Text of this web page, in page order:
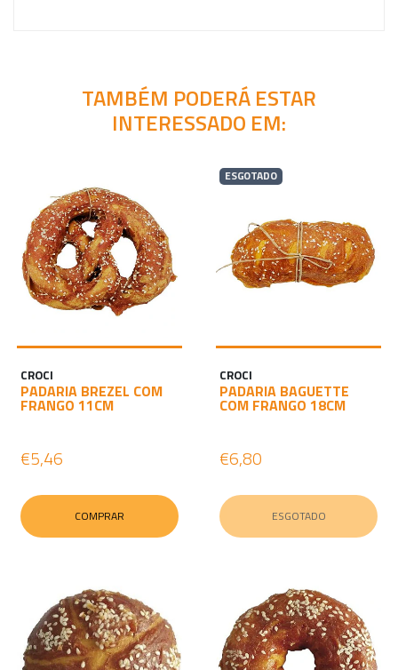
TAMBÉM PODERÁ ESTAR
INTERESSADO EM:
CROCI
PADARIA BREZEL COM
FRANGO 11CM
€5,46
COMPRAR
ESGOTADO
CROCI
PADARIA BAGUETTE
COM FRANGO 18CM
€6,80
ESGOTADO